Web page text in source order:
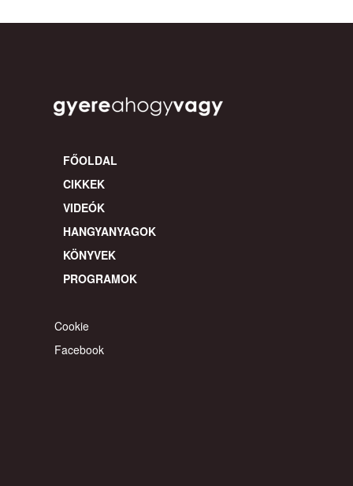
FŐOLDAL
CIKKEK
VIDEÓK
HANGYANYAGOK
KÖNYVEK
PROGRAMOK
Cookie
Facebook